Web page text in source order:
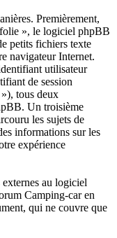
Premièrement,
», le logiciel phpBB
petits fichiers texte
navigateur Internet.
utilisateur
de session
tous deux
Un troisième
les sujets de
informations sur les
expérience
au logiciel
Camping-car en
qui ne couvre que